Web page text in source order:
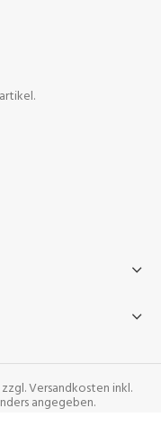
Versandkosten inkl.
angegeben.